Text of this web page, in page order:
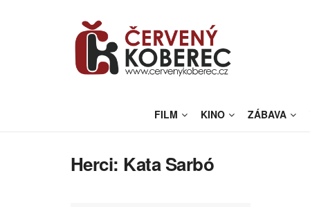
FILM KINO ZÁBAVA
Herci: Kata Sarbó